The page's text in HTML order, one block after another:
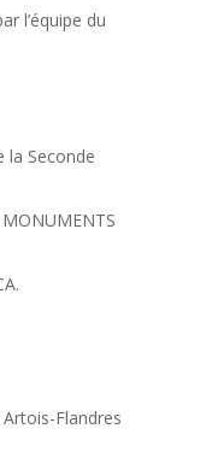
l’équipe du
la Seconde
MONUMENTS
Artois-Flandres